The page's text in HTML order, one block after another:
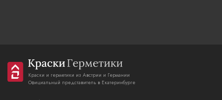
Краски и герметики из Австрии и Германии
Официальный представитель в Екатеринбурге